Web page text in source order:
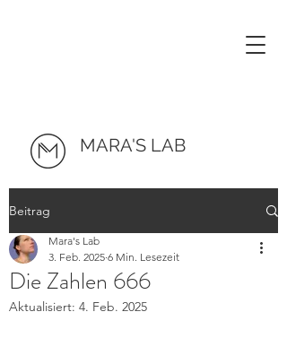
MARA'S LAB
Beitrag
Die Zahlen 666
Mara's Lab
3. Feb. 2025 6 Min. Lesezeit
Aktualisiert: 4. Feb. 2025